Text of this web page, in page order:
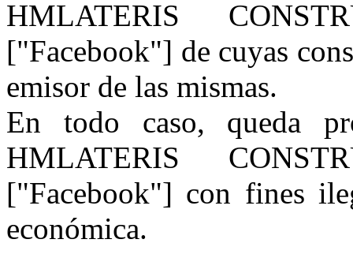
HMLATERIS
["Facebook"] de cuyas
emisor de las mismas.
En todo caso, queda
HMLATERIS
["Facebook"] con fines
económica.